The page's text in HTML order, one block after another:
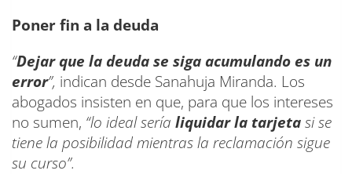
Poner fin a la deuda
“Dejar que la deuda se siga acumulando es un
error”, indican desde Sanahuja Miranda. Los
abogados insisten en que, para que los intereses
no sumen, “lo ideal sería liquidar la tarjetasi se
tiene la posibilidad mientras la reclamación sigue
su curso”.